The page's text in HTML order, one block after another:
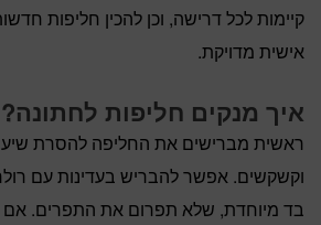
קיימות לכל דרישה, וכן להכין חליפות
אישית מדויקת.
איך מנקים חליפות לחתונה?
ראשית מברישים את החליפה להסרת
וקשקשים. אפשר להבריש בעדינות עם
בד מיוחדת, שלא תפרום את התפרים.